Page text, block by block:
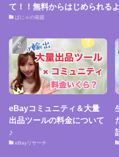
て！！無料からはじめられる
ぱにゃの箱庭
eBayコミュニティ＆大量
出品ツールの料金について
♪
eBayリサーチ